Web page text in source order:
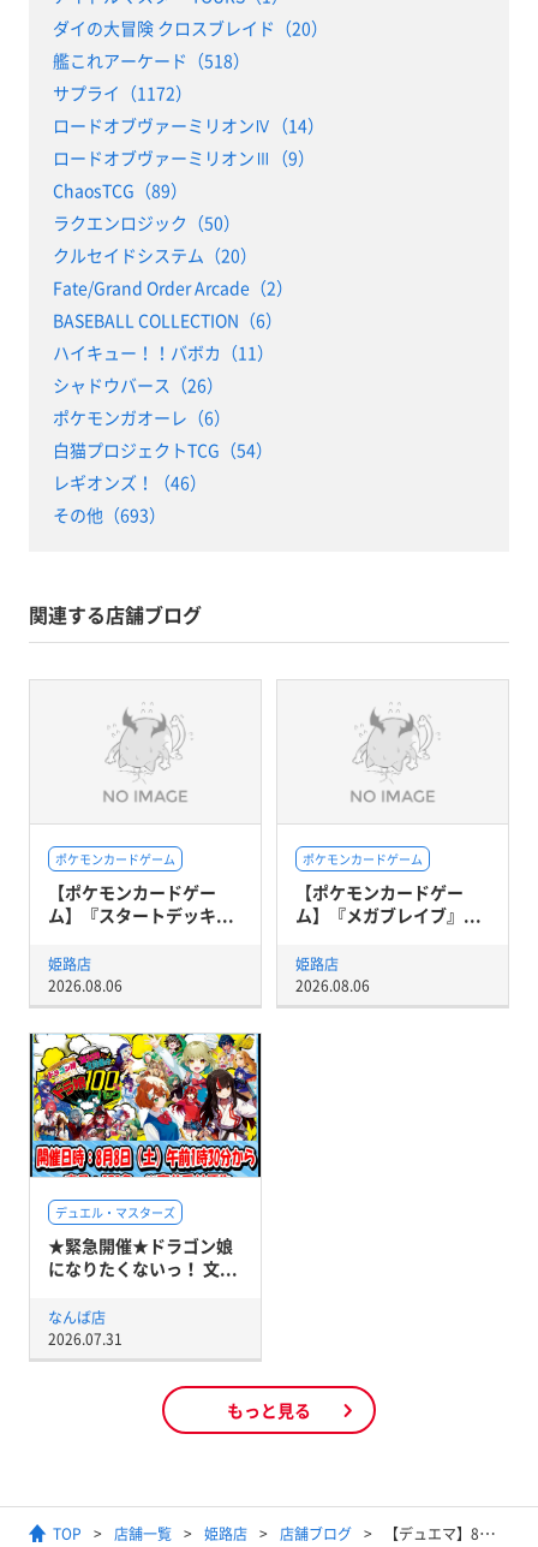
ダイの大冒険 クロスブレイド（20）
艦これアーケード（518）
サプライ（1172）
ロードオブヴァーミリオンⅣ（14）
ロードオブヴァーミリオンⅢ（9）
ChaosTCG（89）
ラクエンロジック（50）
クルセイドシステム（20）
Fate/Grand Order Arcade（2）
BASEBALL COLLECTION（6）
ハイキュー！！バボカ（11）
シャドウバース（26）
ポケモンガオーレ（6）
白猫プロジェクトTCG（54）
レギオンズ！（46）
その他（693）
関連する店舗ブログ
ポケモンカードゲーム
【ポケモンカードゲー
ム】『スタートデッキ...
姫路店
2026.08.06
ポケモンカードゲーム
【ポケモンカードゲー
ム】『メガブレイブ』...
姫路店
2026.08.06
デュエル・マスターズ
★緊急開催★ドラゴン娘
になりたくないっ！ 文...
なんば店
2026.07.31
もっと見る
TOP 店舗一覧 姫路店 店舗ブログ 【デュエマ】8軸ガチロボ入荷しました！【デッキ入荷】